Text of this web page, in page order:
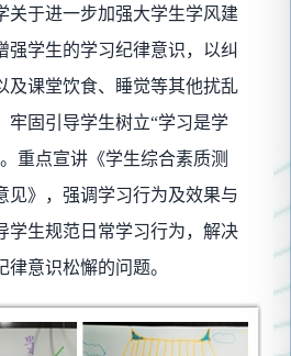
关于进一步加强大学生学风建
强学生的学习纪律意识，以纠
及课堂饮食、睡觉等其他扰乱
牢固引导学生树立“学习是学
重点宣讲《学生综合素质测
见》，强调学习行为及效果与
学生规范日常学习行为，解决
意识松懈的问题。